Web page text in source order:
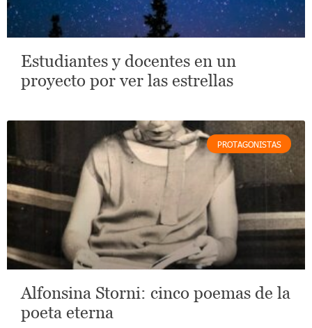
Estudiantes y docentes en un
proyecto por ver las estrellas
PROTAGONISTAS
Alfonsina Storni: cinco poemas de la
poeta eterna